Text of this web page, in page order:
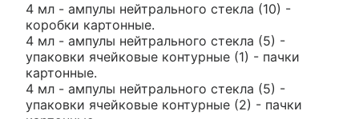
4 мл - ампулы нейтрального стекла (10) -
коробки картонные.
4 мл - ампулы нейтрального стекла (5) -
упаковки ячейковые контурные (1) - пачки
картонные.
4 мл - ампулы нейтрального стекла (5) -
упаковки ячейковые контурные (2) - пачки